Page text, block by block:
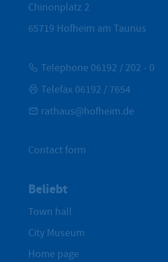
Chinonplatz 2
65719 Hofheim am Taunus
Telephone 06192 / 202 - 0
Telefax 06192 / 7654
rathaus@hofheim.de
Contact form
Beliebt
Town hall
City Museum
Home page